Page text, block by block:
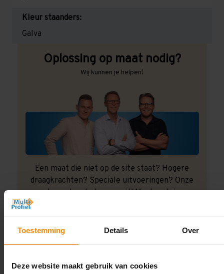
Toestemming Details Over
Deze website maakt gebruik van cookies
Kleur staanders:
Galva
Oplossing op maat nodig?
Wij kunnen je helpen!
Een maat die niet op de site staat? Hogere
draagkrachten? Speciale uitvoeringen? Onze
experts werken het graag uit! Maatwerk is onze
Contact met specialist